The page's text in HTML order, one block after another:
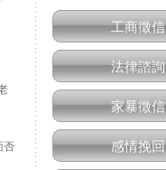
否
工商徵信
法律諮詢
家暴徵信
感情挽回